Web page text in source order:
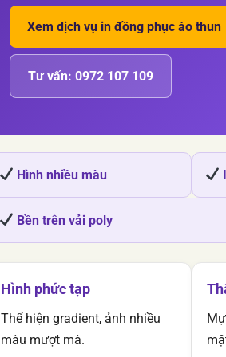
Xem dịch vụ in đồng phục áo thun
Tư vấn: 0972 107 109
Hình nhiều màu
Bền trên vải poly
Hình phức tạp
Thể hiện gradient, ảnh nhiều
màu mượt mà.